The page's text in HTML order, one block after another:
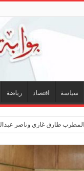
سياسة اقتصاد رياضة